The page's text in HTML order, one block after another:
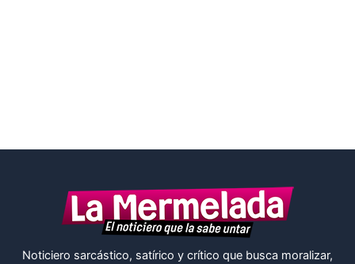
Noticiero sarcástico, satírico y crítico que busca moralizar,